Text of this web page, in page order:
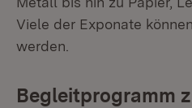
Viele der Exponate
werden.
Begleitprogramm